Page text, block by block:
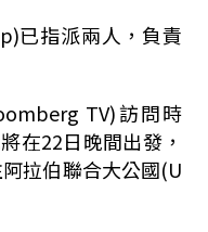
已指派兩人，負責
TV)訪問時
在22日晚間出發，
拉伯聯合大公國(U